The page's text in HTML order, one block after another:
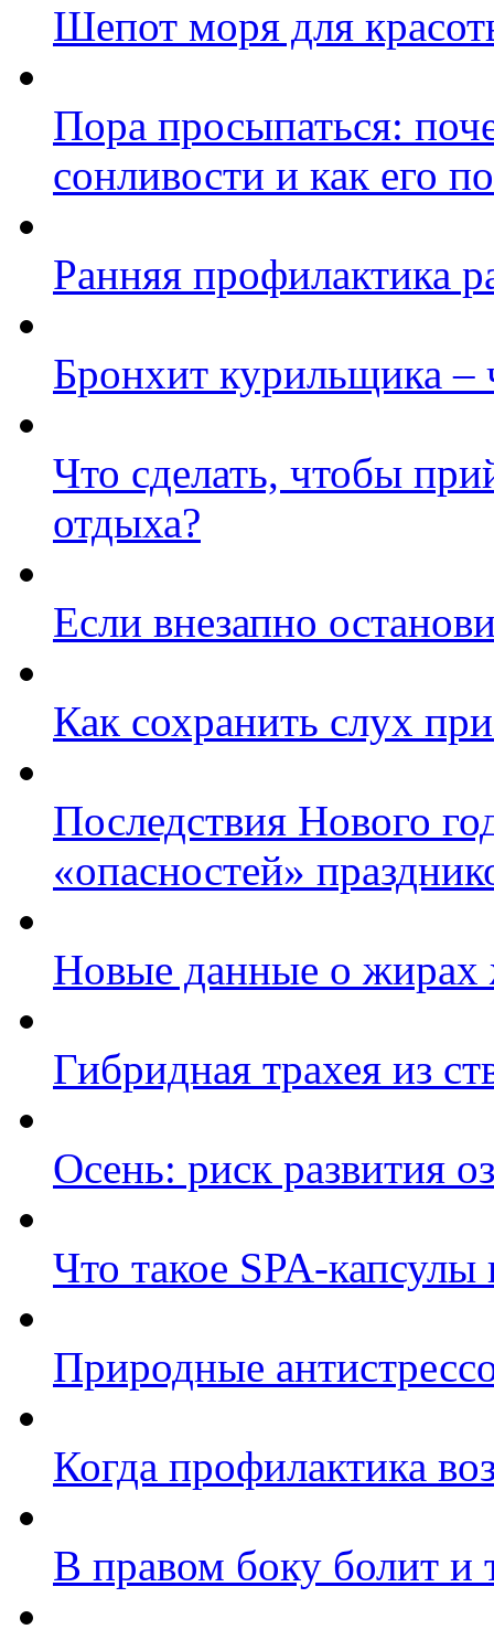
Шепот моря для
Пора просыпаться:
сонливости и как его
Ранняя профилактика
Бронхит курильщика
Что сделать, чтобы
отдыха?
Если внезапно
Как сохранить слух
Последствия Нового
«опасностей»
Новые данные о жирах
Гибридная трахея из
Осень: риск развития
Что такое SPA-
Природные
Когда профилактика
В правом боку болит и